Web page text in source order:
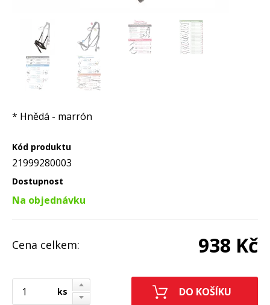
* Hnědá - marrón
Kód produktu
21999280003
Dostupnost
Na objednávku
Cena celkem: 938 Kč
ks